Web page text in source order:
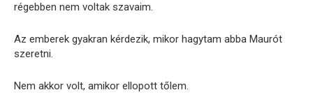
régebben nem voltak szavaim.
Az emberek gyakran kérdezik, mikor hagytam abba Maurót
szeretni.
Nem akkor volt, amikor ellopott tőlem.